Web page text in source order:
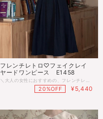
フレンチレトロ♡フェイクレイ
ヤードワンピース E1458
＼大人の女性におすすめの、フレンチレトロワンピース／ 上品なネイビーカラーと可愛らしい襟付きデザインが魅力のフェイクレイヤードワンピース♡ すっきり見えるシルエットで着痩せ効果も抜群。 カジュアルからフォーマルまで幅広く使えるので、 デイリーから特別な日まで活躍してくれます♪ 1枚で上品かつ可愛らしい印象を叶えたい方にぴったりの一着です◎ ■モデル 身長167cm（Sサイズ着用） ■サイズ Ｓ：着丈106cm 胸囲86cm 肩幅35cm 袖丈57cm Ｍ：着丈107cm 胸囲90cm 肩幅36cm 袖丈58cm Ｌ：着丈108cm 胸囲94cm 肩幅37cm 袖丈59cm ※多少の差がございます。目安とお考え下さい。 ■カラー ネイビー ◌◍.......................................................................⿻*.· ※ご注文確定(ご決済)後、到着まで【10日前後】のお時間をいただいております。 (※商品の状況によっては、最大3週間前後かかる場合もございます。) 1日でも早くお客様のもとに届くよう手配させていただきます。 ・沖縄離島は送料プラス1500円頂戴しております。 ・こちらは海外のインポート品となります。 ・海外製のため、つくりがあまい場合があります。 ・お手持ちのスマートフォンの画面により商品の色に若干の差がございます。 ・イメージ違いやサイズ交換等、お客さまご都合による交換、返品は対応出来かねる場合がございます。 ◌◍.......................................................................⿻*.·
20%OFF ¥5,440